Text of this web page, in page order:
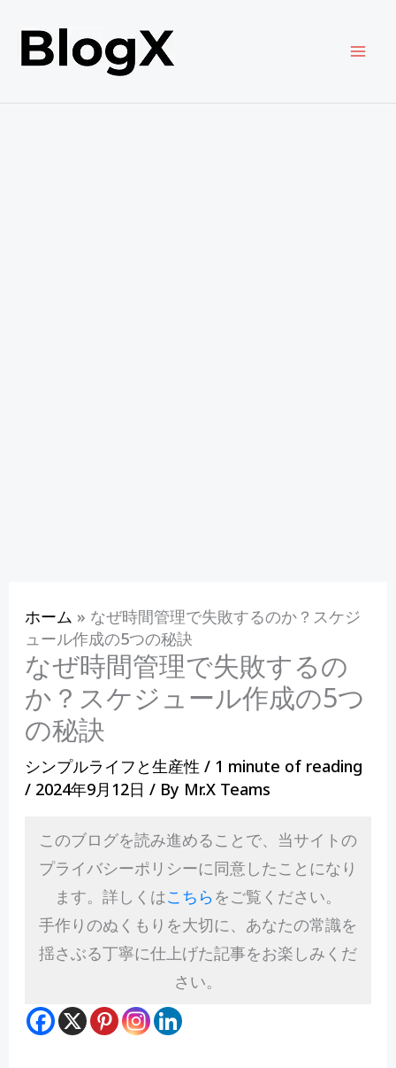
ス
ホーム » なぜ時間管理で失敗するのか？スケジ
ュール作成の5つの秘訣
なぜ時間管理で失敗するの
か？スケジュール作成の5つ
の秘訣
シンプルライフと生産性 / 1 minute of reading
/ 2024年9月12日 / By Mr.X Teams
このブログを読み進めることで、当サイトの
プライバシーポリシーに同意したことになり
ます。詳しくはこちら をご覧ください。
手作りのぬくもりを大切に、あなたの常識を
揺さぶる丁寧に仕上げた記事をお楽しみくだ
さい。